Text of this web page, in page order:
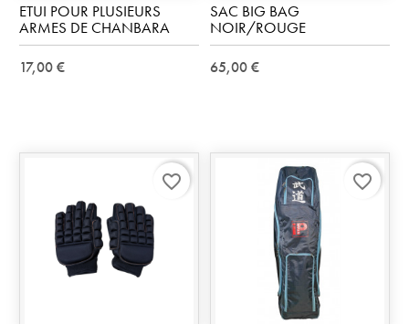
ETUI POUR PLUSIEURS
ARMES DE CHANBARA
17,00 €
SAC BIG BAG
NOIR/ROUGE
65,00 €
favorite_border favorite_border